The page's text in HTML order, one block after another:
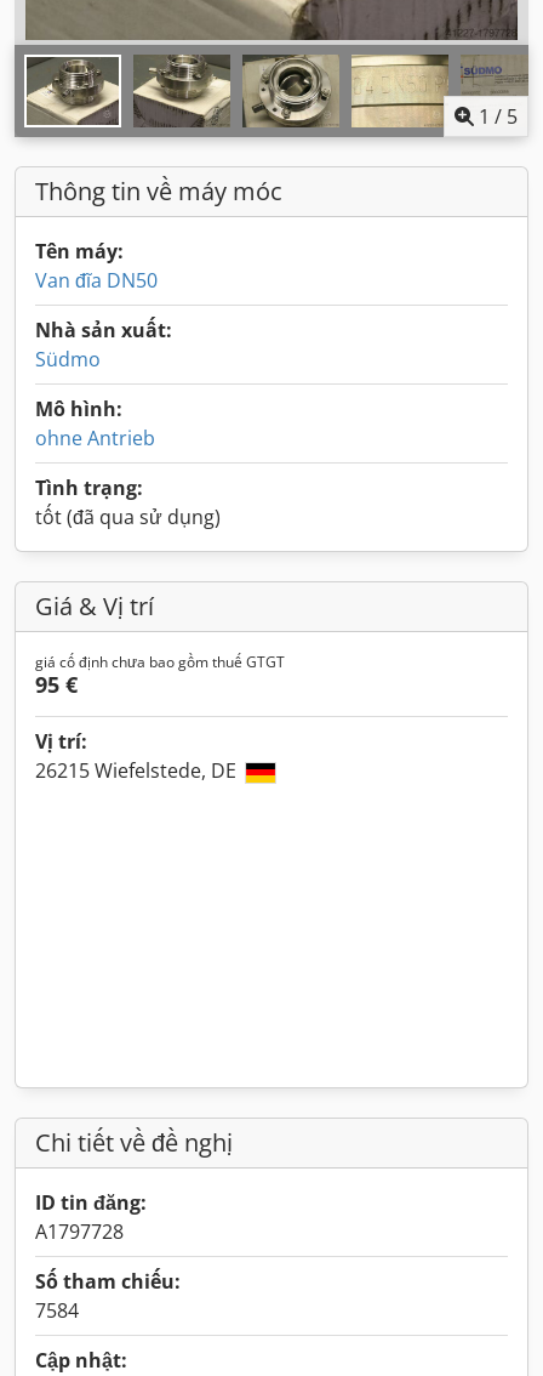
1 / 5
Thông tin về máy móc
Tên máy:
Van đĩa DN50
Nhà sản xuất:
Südmo
Mô hình:
ohne Antrieb
Tình trạng:
tốt (đã qua sử dụng)
Giá & Vị trí
giá cố định chưa bao gồm thuế GTGT
95 €
Vị trí:
26215 Wiefelstede, DE
Chi tiết về đề nghị
ID tin đăng:
A1797728
Số tham chiếu:
7584
Cập nhật: